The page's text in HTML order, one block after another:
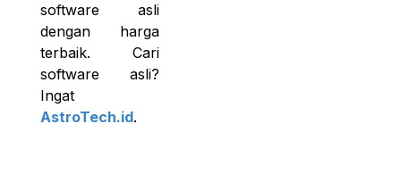
software asli
dengan harga
terbaik. Cari
software asli?
Ingat
AstroTech.id.